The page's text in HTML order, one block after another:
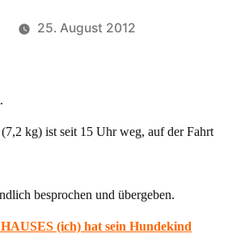
25. August 2012
kg) ist seit 15 Uhr weg, auf der Fahrt
besprochen und übergeben.
(ich) hat sein Hundekind